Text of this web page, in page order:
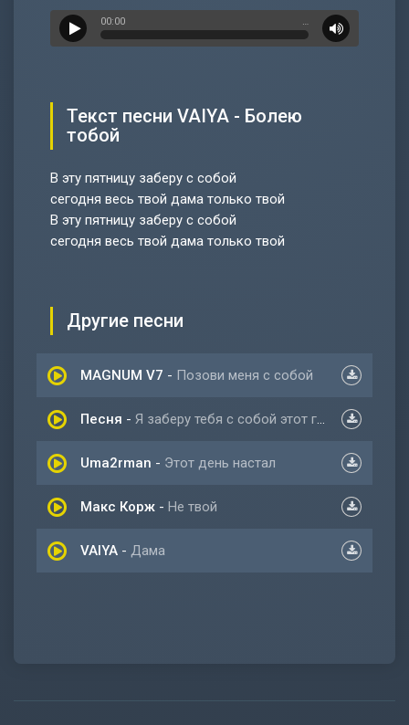
00:00 …
Текст песни VAIYA - Болею
тобой
В эту пятницу заберу с собой
сегодня весь твой дама только твой
В эту пятницу заберу с собой
сегодня весь твой дама только твой
Другие песни
MAGNUM V7 - Позови меня с собой
Песня - Я заберу тебя с собой этот город не родной
Uma2rman - Этот день настал
Макс Корж - Не твой
VAIYA - Дама